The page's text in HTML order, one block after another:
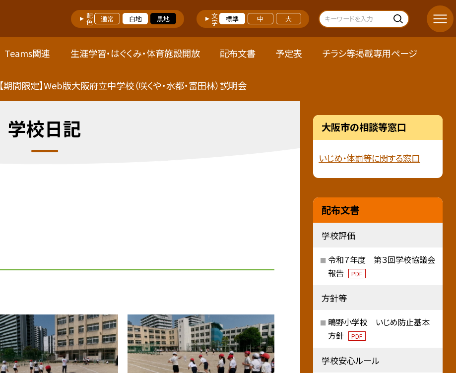
配色 通常 白地 黒地 文字 標準 中 大
Teams関連 生涯学習・はぐくみ・体育施設開放 配布文書 予定表 チラシ等掲載専用ページ
【期間限定】Web版大阪府立中学校（咲くや・水都・富田林）説明会
学校日記 大阪市の相談等窓口
いじめ・体罰等に関する窓口
配布文書
学校評価
令和７年度 第３回学校協議会
報告
PDF
方針等
鴫野小学校 いじめ防止基本
方針
PDF
学校安心ルール